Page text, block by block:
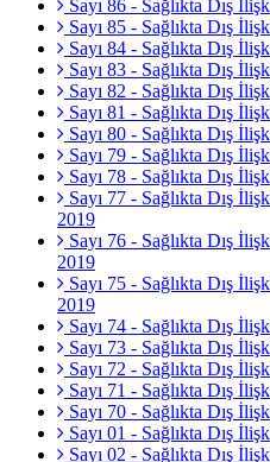
Sayı 86 - Sağlıkta Dış
Sayı 85 - Sağlıkta Dış
Sayı 84 - Sağlıkta Dış
Sayı 83 - Sağlıkta Dış
Sayı 82 - Sağlıkta Dış
Sayı 81 - Sağlıkta Dış
Sayı 80 - Sağlıkta Dış
Sayı 79 - Sağlıkta Dış
Sayı 78 - Sağlıkta Dış
Sayı 77 - Sağlıkta Dış
2019
Sayı 76 - Sağlıkta Dış
2019
Sayı 75 - Sağlıkta Dış
2019
Sayı 74 - Sağlıkta Dış
Sayı 73 - Sağlıkta Dış
Sayı 72 - Sağlıkta Dış
Sayı 71 - Sağlıkta Dış
Sayı 70 - Sağlıkta Dış
Sayı 01 - Sağlıkta Dış
Sayı 02 - Sağlıkta Dış